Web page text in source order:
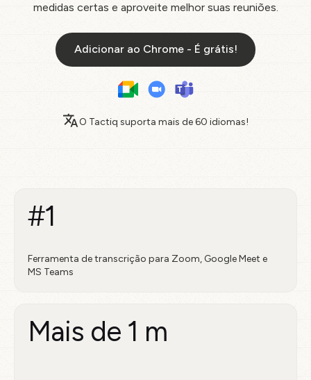
medidas certas e aproveite melhor suas reuniões.
Adicionar ao Chrome - É grátis!
O Tactiq suporta mais de60 idiomas!
#1
Ferramenta de transcrição para Zoom, Google Meet e
MS Teams
Mais de 1 m